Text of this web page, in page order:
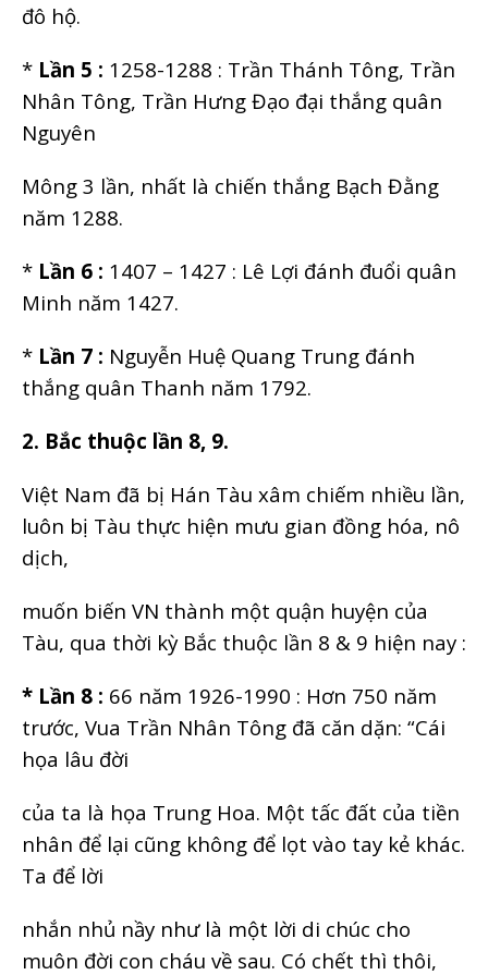
đô hộ.
* Lần 5 : 1258-1288 : Trần Thánh Tông, Trần
Nhân Tông, Trần Hưng Đạo đại thắng quân
Nguyên
Mông 3 lần, nhất là chiến thắng Bạch Đằng
năm 1288.
* Lần 6 : 1407 – 1427 : Lê Lợi đánh đuổi quân
Minh năm 1427.
* Lần 7 : Nguyễn Huệ Quang Trung đánh
thắng quân Thanh năm 1792.
2. Bắc thuộc lần 8, 9.
Việt Nam đã bị Hán Tàu xâm chiếm nhiều lần,
luôn bị Tàu thực hiện mưu gian đồng hóa, nô
dịch,
muốn biến VN thành một quận huyện của
Tàu, qua thời kỳ Bắc thuộc lần 8 & 9 hiện nay :
* Lần 8 : 66 năm 1926-1990 : Hơn 750 năm
trước, Vua Trần Nhân Tông đã căn dặn: “Cái
họa lâu đời
của ta là họa Trung Hoa. Một tấc đất của tiền
nhân để lại cũng không để lọt vào tay kẻ khác.
Ta để lời
nhắn nhủ nầy như là một lời di chúc cho
muôn đời con cháu về sau. Có chết thì thôi,